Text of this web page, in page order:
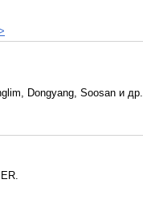
Dongyang, Soosan и др.